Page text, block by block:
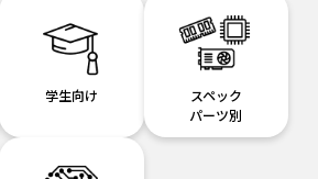
学生向け
スペック
パーツ別